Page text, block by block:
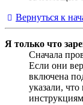
Вернуться к
Я только что
Сначала
Если они
включена
указали,